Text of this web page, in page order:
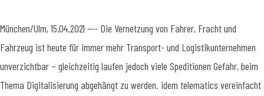
München/Ulm, 15.04.2021 --- Die Vernetzung von Fahrer, Fracht und
Fahrzeug ist heute für immer mehr Transport- und Logistikunternehmen
unverzichtbar – gleichzeitig laufen jedoch viele Speditionen Gefahr, beim
Thema Digitalisierung abgehängt zu werden. idem telematics vereinfacht